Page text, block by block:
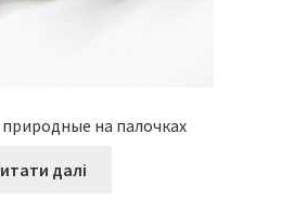
на палочках
далі